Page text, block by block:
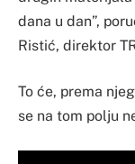
dana u dan”,
Ristić, direktor
To će, prema
se na tom polju